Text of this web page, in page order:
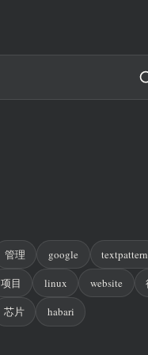
管理 google textpattern
项目 linux website
芯片 habari